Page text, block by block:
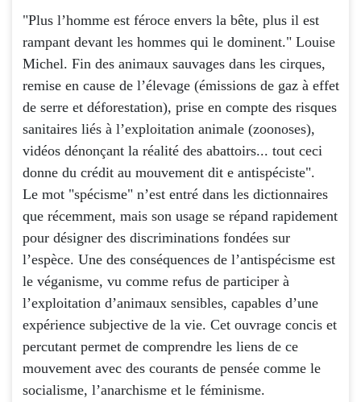
"Plus l’homme est féroce envers la bête, plus il est
rampant devant les hommes qui le dominent." Louise
Michel. Fin des animaux sauvages dans les cirques,
remise en cause de l’élevage (émissions de gaz à effet
de serre et déforestation), prise en compte des risques
sanitaires liés à l’exploitation animale (zoonoses),
vidéos dénonçant la réalité des abattoirs... tout ceci
donne du crédit au mouvement dit e antispéciste".
Le mot "spécisme" n’est entré dans les dictionnaires
que récemment, mais son usage se répand rapidement
pour désigner des discriminations fondées sur
l’espèce. Une des conséquences de l’antispécisme est
le véganisme, vu comme refus de participer à
l’exploitation d’animaux sensibles, capables d’une
expérience subjective de la vie. Cet ouvrage concis et
percutant permet de comprendre les liens de ce
mouvement avec des courants de pensée comme le
socialisme, l’anarchisme et le féminisme.